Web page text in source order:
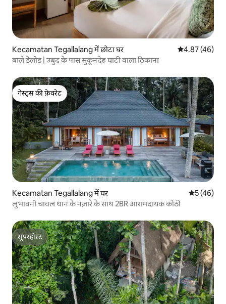
Kecamatan Tegallalang में छोटा घर औसत रेटिंग 5 में
4.87 (46)
बाले डेलोड | उबुद के पास सुकूनदेह घाटी वाला ठिकाना
गेस्ट्स की फ़ेवरेट
गेस्ट्स की फ़ेवरेट
Kecamatan Tegallalang में घर औसत रेटिंग
5 (46)
लुभावनी चावल धान के नज़ारे के साथ 2BR आरामदायक कोठी
सुपरहोस्ट
सुपरहोस्ट